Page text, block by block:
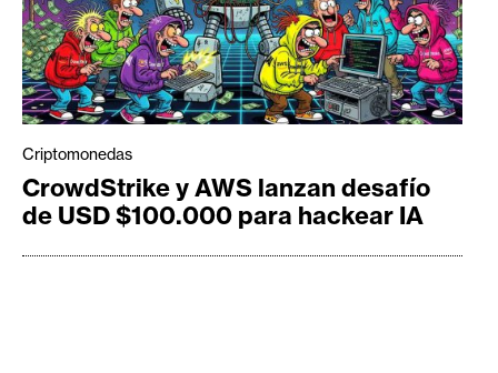
Criptomonedas
CrowdStrike y AWS lanzan desafío
de USD $100.000 para hackear IA